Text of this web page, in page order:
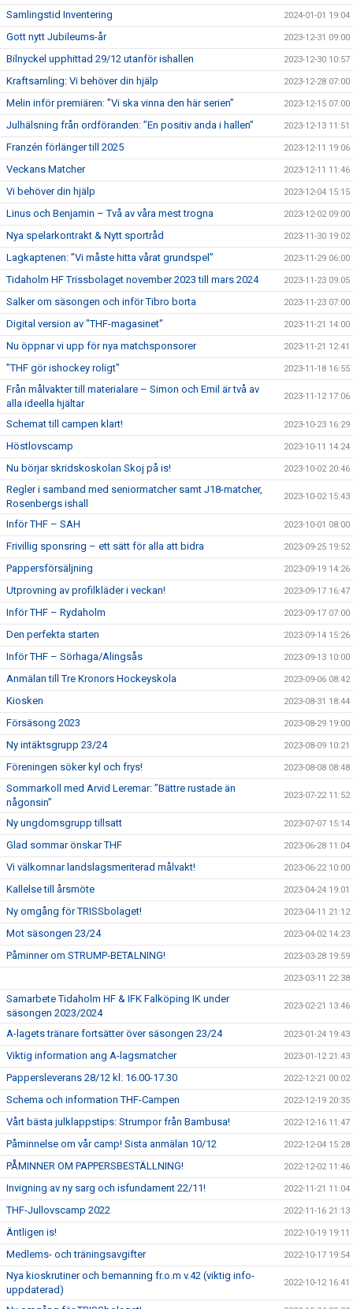
Samlingstid Inventering 2024-01-01 19:04
Gott nytt Jubileums-år 2023-12-31 09:00
Bilnyckel upphittad 29/12 utanför ishallen 2023-12-30 10:57
Kraftsamling: Vi behöver din hjälp 2023-12-28 07:00
Melin inför premiären: ”Vi ska vinna den här serien” 2023-12-15 07:00
Julhälsning från ordföranden: ”En positiv anda i hallen” 2023-12-13 11:51
Franzén förlänger till 2025 2023-12-11 19:06
Veckans Matcher 2023-12-11 11:46
Vi behöver din hjälp 2023-12-04 15:15
Linus och Benjamin – Två av våra mest trogna 2023-12-02 09:00
Nya spelarkontrakt & Nytt sportråd 2023-11-30 19:02
Lagkaptenen: ”Vi måste hitta vårat grundspel” 2023-11-29 06:00
Tidaholm HF Trissbolaget november 2023 till mars 2024 2023-11-23 09:05
Salker om säsongen och inför Tibro borta 2023-11-23 07:00
Digital version av "THF-magasinet" 2023-11-21 14:00
Nu öppnar vi upp för nya matchsponsorer 2023-11-21 12:41
”THF gör ishockey roligt" 2023-11-18 16:55
Från målvakter till materialare – Simon och Emil är två av
alla ideella hjältar
2023-11-12 17:06
Schemat till campen klart! 2023-10-23 16:29
Höstlovscamp 2023-10-11 14:24
Nu börjar skridskoskolan Skoj på is! 2023-10-02 20:46
Regler i samband med seniormatcher samt J18-matcher,
Rosenbergs ishall
2023-10-02 15:43
Inför THF – SAH 2023-10-01 08:00
Frivillig sponsring – ett sätt för alla att bidra 2023-09-25 19:52
Pappersförsäljning 2023-09-19 14:26
Utprovning av profilkläder i veckan! 2023-09-17 16:47
Inför THF – Rydaholm 2023-09-17 07:00
Den perfekta starten 2023-09-14 15:26
Inför THF – Sörhaga/Alingsås 2023-09-13 10:00
Anmälan till Tre Kronors Hockeyskola 2023-09-06 08:42
Kiosken 2023-08-31 18:44
Försäsong 2023 2023-08-29 19:00
Ny intäktsgrupp 23/24 2023-08-09 10:21
Föreningen söker kyl och frys! 2023-08-08 08:48
Sommarkoll med Arvid Leremar: ”Bättre rustade än
någonsin”
2023-07-22 11:52
Ny ungdomsgrupp tillsatt 2023-07-07 15:14
Glad sommar önskar THF 2023-06-28 11:04
Vi välkomnar landslagsmeriterad målvakt! 2023-06-22 10:00
Kallelse till årsmöte 2023-04-24 19:01
Ny omgång för TRISSbolaget! 2023-04-11 21:12
Mot säsongen 23/24 2023-04-02 14:23
Påminner om STRUMP-BETALNING! 2023-03-28 19:59
2023-03-11 22:38
Samarbete Tidaholm HF & IFK Falköping IK under
säsongen 2023/2024
2023-02-21 13:46
A-lagets tränare fortsätter över säsongen 23/24 2023-01-24 19:43
Viktig information ang A-lagsmatcher 2023-01-12 21:43
Pappersleverans 28/12 kl: 16.00-17.30 2022-12-21 00:02
Schema och information THF-Campen 2022-12-19 20:35
Vårt bästa julklappstips: Strumpor från Bambusa! 2022-12-16 11:47
Påminnelse om vår camp! Sista anmälan 10/12 2022-12-04 15:28
PÅMINNER OM PAPPERSBESTÄLLNING! 2022-12-02 11:46
Invigning av ny sarg och isfundament 22/11! 2022-11-21 11:04
THF-Jullovscamp 2022 2022-11-16 21:13
Äntligen is! 2022-10-19 19:11
Medlems- och träningsavgifter 2022-10-17 19:54
Nya kioskrutiner och bemanning fr.o.m v.42 (viktig info-
uppdaterad)
2022-10-12 16:41